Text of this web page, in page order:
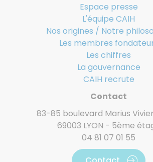
Espace presse
L'équipe CAIH
Nos origines / Notre
Les membres
Les chiffres
La gouvernance
CAIH recrute
Contact
83-85 boulevard Marius
69003 LYON - 5ème
04 81 07 01 55